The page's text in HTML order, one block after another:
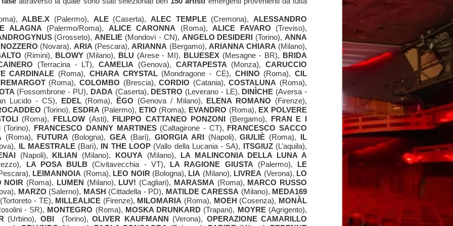
ALBE.X (Palermo), ALE(Caserta),ALEC TEMPLE(Cremona),ALESSANDRO
ALAGNA (Palermo/Roma), ALICE CARONNA (Roma),ALICE FAVARO (Treviso),
(Grosseto),ANELIE (Mondovì - CN), ANGELO DESIDERI (Torino),ANNA
(Novara), ARIA (Pescara),ARIANNA (Bergamo),ARIANNA CHIARA (Milano),
(Rimini), BLOWY(Milano), BLU (Arese - MI), BLUESEX (Mesagne - BR), BRIDA
(Terracina - LT),CAMELIA (Genova), CARTAPESTA (Monza),CARUCCIO
CARDINALE (Roma), CHIARA CRYSTAL(Mondragone - CE), CHINO (Roma),CIL
(Roma),COLOMBO (Brescia),CORDIO (Catania),COSTALUNA (Roma),
(Fossombrone - PU), DADA (Caserta), DESTRO (Leverano - LE), DINÌCHE (Aversa -
Lucido - CS), EDEL(Roma), ËGO (Genova / Milano), ELENA ROMANO (Firenze),
(Torino), ESDRA (Palermo), ETIO (Roma), EVANDRO (Roma), EX POLVERE
(Roma), FELLOW(Asti), FILIPPO CATTANEO PONZONI (Bergamo), FRAN E I
(Torino), FRANCESCO DANNY MARTINES(Caltagirone - CT), FRANCESCO SACCO
(Roma), FUTURA (Bologna),GEA (Bari), GIORGIA ARI(Napoli),GIULIÈ (Roma), IL
IL MAESTRALE(Bari), IN THE LOOP (Vallo della Lucania - SA), ITSGIUZ(L’aquila),
(Napoli), KILIAN (Milano), KOUYA (Milano), LA MALINCONIA DELLA LUNA A
LA POSA BULB (Civitavecchia - VT), LA RAGIONE GIUSTA (Palermo), LE
LEIMANNOIA (Roma), LEO NOIR (Bologna), LIA (Milano), LIVREA (Verona), LO
NOIR (Roma), LUMEN (Milano), LUV! (Cagliari), MARASMA (Roma), MARCO RUSSO
MARZO (Salerno), MASH (Cittadella - PD), MATILDE CARESSA (Milano), MEDA169
(Tortoreto - TE), MILLEALICE (Firenze), MILOMARIA (Roma), MOEH (Cosenza), MONÀL
- SR), MONTEGRO (Roma), MOSKA DRUNKARD (Trapani), MOYRE(Agrigento),
(Urbino), OBI(Torino),OLIVER KAUFMANN (Verona), OPERAZIONE CAMARILLO
e passione sul palco, tra vincitori e nuove opportunità
ZECCHINO D’ORO ALLA RICERCA DELLE CANZONI INEDITE PER L’EDIZIONE 2025!